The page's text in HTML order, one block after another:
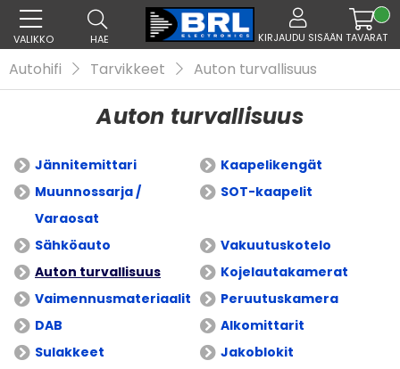
VALIKKO HAE KIRJAUDU SISÄÄN TAVARAT
Autohifi Tarvikkeet Auton turvallisuus
Auton turvallisuus
Jännitemittari
Kaapelikengät
Muunnossarja /
Varaosat
SOT-kaapelit
Sähköauto
Vakuutuskotelo
Auton turvallisuus
Kojelautakamerat
Vaimennusmateriaalit
Peruutuskamera
DAB
Alkomittarit
Sulakkeet
Jakoblokit